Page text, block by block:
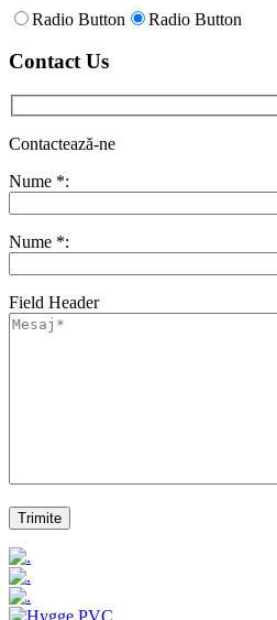
Radio Button Radio Button
Contact Us
Contactează-ne
Nume *:
Nume *:
Field Header